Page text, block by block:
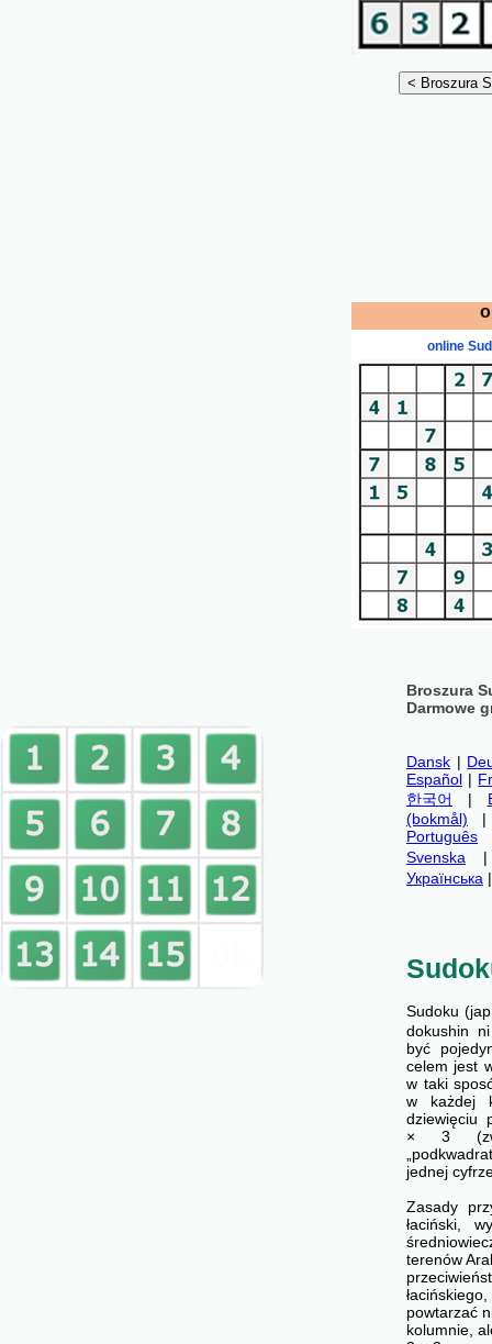
online
Broszura
Darmowe
Dansk |
Español |
한국어
|
(bokmål)
Português
Svenska
Українська
Sudoku
dokushin
być
celem jest
w taki
w każdej
dziewięciu
× 3
jednej
Zasady
łaciński,
terenów
powtarzać
kolumnie,